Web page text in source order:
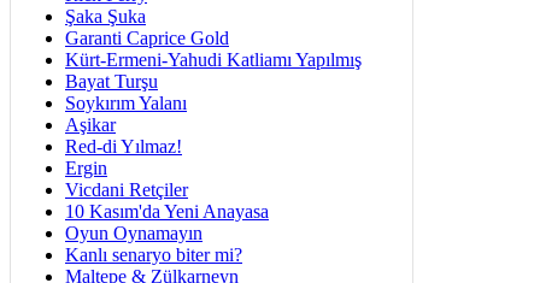
Şaka Şuka
Garanti Caprice Gold
Kürt-Ermeni-Yahudi Katliamı Yapılmış
Bayat Turşu
Soykırım Yalanı
Aşikar
Red-di Yılmaz!
Ergin
Vicdani Retçiler
10 Kasım'da Yeni Anayasa
Oyun Oynamayın
Kanlı senaryo biter mi?
Maltepe & Zülkarneyn